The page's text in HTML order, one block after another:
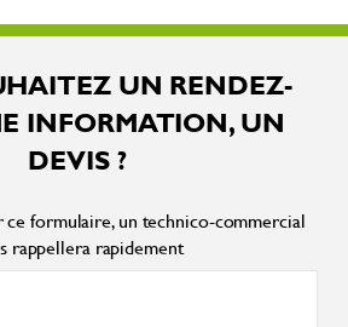
UN RENDEZ-
INFORMATION, UN
DEVIS ?
formulaire, un technico-commercial
rappellera rapidement